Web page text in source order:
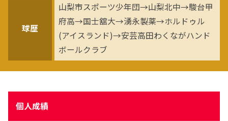
球歴
山梨市スポーツ少年団→山梨北中→駿台甲
府高→国士舘大→湧永製薬→ホルドゥル
(アイスランド)→安芸高田わくながハンド
ボールクラブ
個人成績